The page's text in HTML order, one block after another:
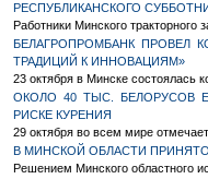
РЕСПУБЛИКАНСКОГО
Работники Минского
БЕЛАГРОПРОМБАНК ПРОВЕЛ
ТРАДИЦИЙ К ИННОВАЦИЯМ»
23 октября в Минске состоялась
ОКОЛО 40 ТЫС. БЕЛОРУСОВ
РИСКЕ КУРЕНИЯ
29 октября во всем мире
В МИНСКОЙ ОБЛАСТИ
Решением Минского областного